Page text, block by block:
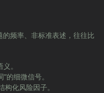
频率、非标准表述，往往比
。
的细微信号。
化风险因子。